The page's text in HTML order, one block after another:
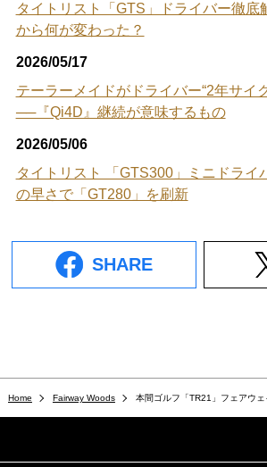
タイトリスト「GTS」ドライバー徹底
から何が変わった？
2026/05/17
テーラーメイドがドライバー“2年サイ
──『Qi4D』継続が意味するもの
2026/05/06
タイトリスト 「GTS300」ミニドラ
の早さで「GT280」を刷新
SHARE
Home Fairway Woods 本間ゴルフ「TR21」フェアウ